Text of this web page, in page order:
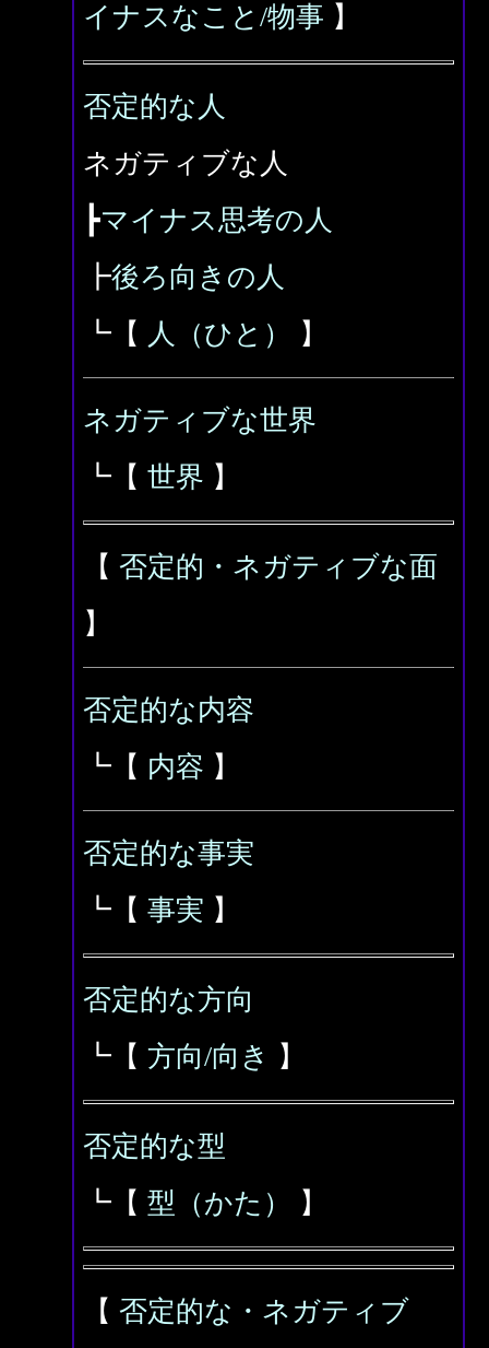
イナスなこと/物事 】
否定的な人
ネガティブな人
┣マイナス思考の人
┣後ろ向きの人
┗【 人（ひと） 】
ネガティブな世界
┗【 世界 】
【 否定的・ネガティブな面
】
否定的な内容
┗【 内容 】
否定的な事実
┗【 事実 】
否定的な方向
┗【 方向/向き 】
否定的な型
┗【 型（かた） 】
【 否定的な・ネガティブ